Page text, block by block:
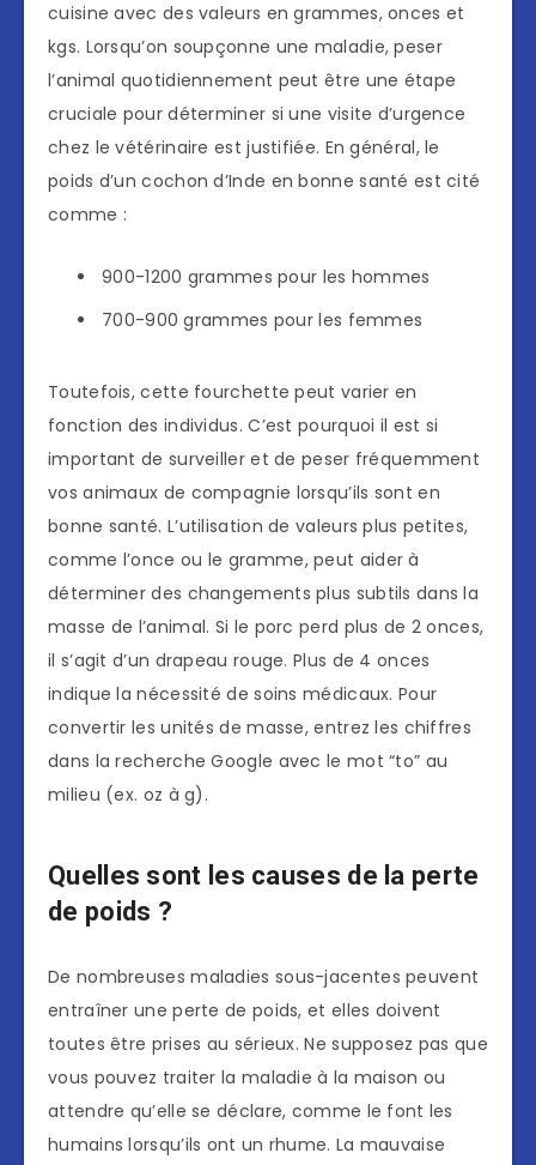
cuisine avec des valeurs en grammes, onces et
kgs. Lorsqu’on soupçonne une maladie, peser
l’animal quotidiennement peut être une étape
cruciale pour déterminer si une visite d’urgence
chez le vétérinaire est justifiée. En général, le
poids d’un cochon d’Inde en bonne santé est cité
comme :
900-1200 grammes pour les hommes
700-900 grammes pour les femmes
Toutefois, cette fourchette peut varier en
fonction des individus. C’est pourquoi il est si
important de surveiller et de peser fréquemment
vos animaux de compagnie lorsqu’ils sont en
bonne santé. L’utilisation de valeurs plus petites,
comme l’once ou le gramme, peut aider à
déterminer des changements plus subtils dans la
masse de l’animal. Si le porc perd plus de 2 onces,
il s’agit d’un drapeau rouge. Plus de 4 onces
indique la nécessité de soins médicaux. Pour
convertir les unités de masse, entrez les chiffres
dans la recherche Google avec le mot “to” au
milieu (ex. oz à g).
Quelles sont les causes de la perte
de poids ?
De nombreuses maladies sous-jacentes peuvent
entraîner une perte de poids, et elles doivent
toutes être prises au sérieux. Ne supposez pas que
vous pouvez traiter la maladie à la maison ou
attendre qu’elle se déclare, comme le font les
humains lorsqu’ils ont un rhume. La mauvaise